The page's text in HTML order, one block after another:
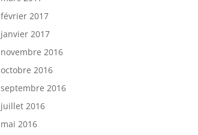
février 2017
janvier 2017
novembre 2016
octobre 2016
septembre 2016
juillet 2016
mai 2016